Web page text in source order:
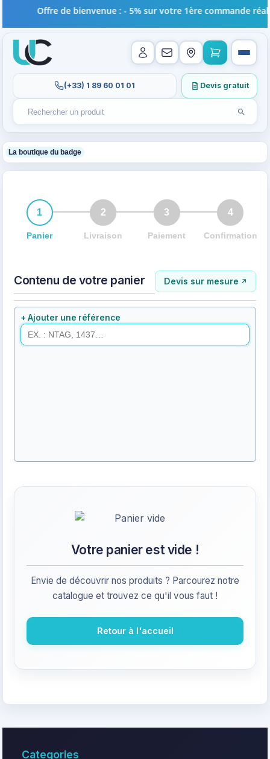
Rechercher un produit
Recherches récentes au focus. Tapez au moins 2
Lancer
(+33) 1 89 60 01 01 Devis gratuit
Offre de bienvenue : - 5% sur votre 1ère commande
La boutique du badge 1
1
Panier
2
Livraison
3
Paiement
4
Confirmation
Contenu de votre panier Devis sur mesure
+ Ajouter une référence
Votre panier est vide !
Envie de découvrir nos produits ? Parcourez notre
catalogue et trouvez ce qu'il vous faut !
Retour à l'accueil
Categories